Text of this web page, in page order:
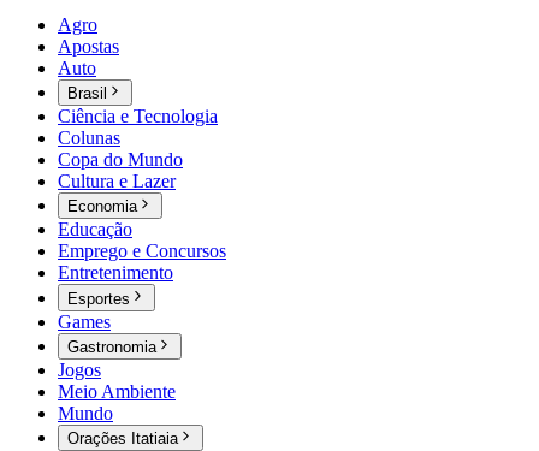
Agro
Apostas
Auto
Brasil
Ciência e Tecnologia
Colunas
Copa do Mundo
Cultura e Lazer
Economia
Educação
Emprego e Concursos
Entretenimento
Esportes
Games
Gastronomia
Jogos
Meio Ambiente
Mundo
Orações Itatiaia